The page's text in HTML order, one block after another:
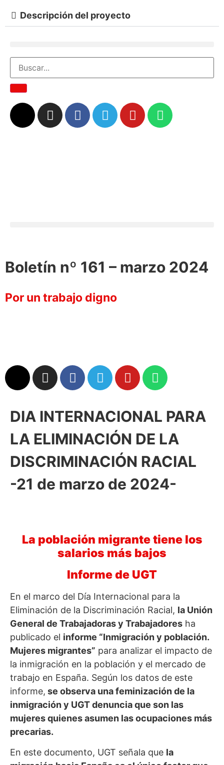
Descripción del proyecto
Boletín nº 161 – marzo 2024
Por un trabajo digno
DIA INTERNACIONAL PARA
LA ELIMINACIÓN DE LA
DISCRIMINACIÓN RACIAL
-21 de marzo de 2024-
La población migrante tiene los
salarios más bajos
Informe de UGT
En el marco del Día Internacional para la
Eliminación de la Discriminación Racial, la Unión
General de Trabajadoras y Trabajadores ha
publicado el informe “Inmigración y población.
Mujeres migrantes” para analizar el impacto de
la inmigración en la población y el mercado de
trabajo en España. Según los datos de este
informe, se observa una feminización de la
inmigración y UGT denuncia que son las
mujeres quienes asumen las ocupaciones más
precarias.
En este documento, UGT señala que la